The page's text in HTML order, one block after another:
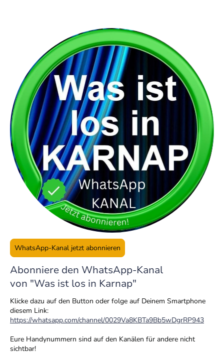
WhatsApp-Kanal jetzt abonnieren
Abonniere den WhatsApp-Kanal
von "Was ist los in Karnap"
Klicke dazu auf den Button oder folge auf Deinem Smartphone
diesem Link:
https://whatsapp.com/channel/0029Va8KBTa9Bb5wDgrRP943
Eure Handynummern sind auf den Kanälen für andere nicht
sichtbar!